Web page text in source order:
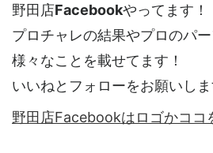
野田店Facebookやってます！
プロチャレの結果やプロのパ
様々なことを載せてます！
いいねとフォローをお願いしま
野田店Facebookはロゴかココ